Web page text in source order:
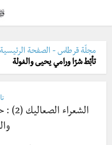
مجلّة قرطاس - الصفحة الرئيسية
تأبّط شرّا ورامي يحيى والغولة